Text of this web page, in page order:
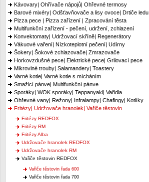
Kávovary| Ohřívače nápojů| Ohřevné termosy
Barové mixéry| Odšťavňovače a lisy ovoce| Drtiče ledu
Pizza pece | Pizza zařízení | Zpracování těsta
Multifunkční zařízení - pečení, udržení, zchlazení
Konvektomaty| Udržovací skříně| Regenerátory
Vákuové vaření| Nízkoteplotní pečení| Udírny
Šokery| Šokové zchlazovače| Zmrazovače
Horkovzdušné pece| Elektrické pece| Grilovací pece
Mikrovlné trouby| Salamandery| Toastery
Varné kotle| Varné kotle s mícháním
Smažicí pánve| Multifunkční pánve
Sporáky| WOK sporáky| Teppanyaki| Vařidla
Ohřevné vany| Režony| Infralampy| Chafingy| Kotlíky
Fritézy| Udržovače hranolek| Vařiče těstovin
Fritézy REDFOX
Fritézy RM
Fritézy Alba
Udržovače hranolek REDFOX
Udržovače hranolek RM
Vařiče těstovin REDFOX
Vařiče těstovin řada 600
Vařiče těstovin řada 700